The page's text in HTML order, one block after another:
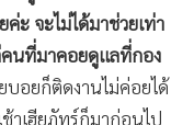
ะ จะไม่ได้มาช่วยเท่า
นที่มาคอยดูแลที่กอง
บอยก็ติดงานไม่ค่อยได้
าเฮียภัทร์ก็มาก่อนไป